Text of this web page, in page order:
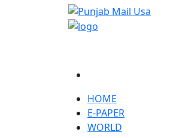
HOME
E-PAPER
WORLD